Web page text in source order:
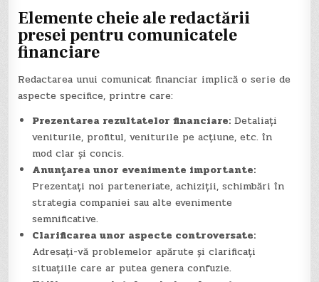
Elemente cheie ale redactării
presei pentru comunicatele
financiare
Redactarea unui comunicat financiar implică o serie de
aspecte specifice, printre care:
Prezentarea rezultatelor financiare: Detaliați
veniturile, profitul, veniturile pe acțiune, etc. în
mod clar și concis.
Anunțarea unor evenimente importante:
Prezentați noi parteneriate, achiziții, schimbări în
strategia companiei sau alte evenimente
semnificative.
Clarificarea unor aspecte controversate:
Adresați-vă problemelor apărute și clarificați
situațiile care ar putea genera confuzie.